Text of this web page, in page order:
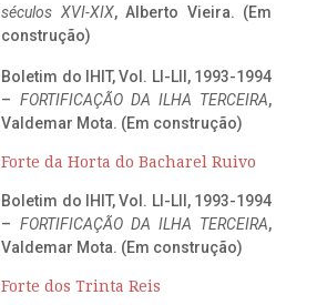
séculos XVI-XIX, Alberto Vieira. (Em
construção)
Boletim do IHIT, Vol. LI-LII, 1993-1994
– FORTIFICAÇÃO DA ILHA TERCEIRA,
Valdemar Mota. (Em construção)
Forte da Horta do Bacharel Ruivo
Boletim do IHIT, Vol. LI-LII, 1993-1994
– FORTIFICAÇÃO DA ILHA TERCEIRA,
Valdemar Mota. (Em construção)
Forte dos Trinta Reis